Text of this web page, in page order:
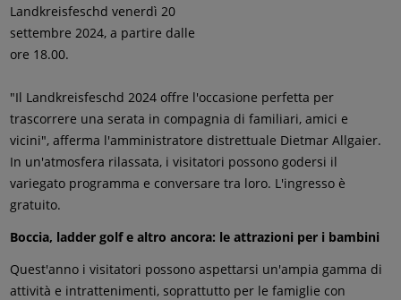
Landkreisfeschd venerdì 20
settembre 2024, a partire dalle
ore 18.00.
"Il Landkreisfeschd 2024 offre l'occasione perfetta per
trascorrere una serata in compagnia di familiari, amici e
vicini", afferma l'amministratore distrettuale Dietmar Allgaier.
In un'atmosfera rilassata, i visitatori possono godersi il
variegato programma e conversare tra loro. L'ingresso è
gratuito.
Boccia, ladder golf e altro ancora: le attrazioni per i bambini
Quest'anno i visitatori possono aspettarsi un'ampia gamma di
attività e intrattenimenti, soprattutto per le famiglie con